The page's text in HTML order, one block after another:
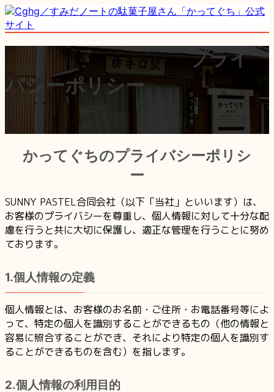
コ
ン
へ
ス
プ
ナ
ビ
ョ
ン
動
ホームHOMEお知らせINFOMATION
お問い合わせCONTACT
プライ
バシーポリシー
かってぐちのプライバシーポリシ
ー
SUNNY PASTEL合同会社（以下「当社」といいます）は、
お客様のプライバシーを尊重し、個人情報に対して十分な配
慮を行うと共に大切に保護し、適正な管理を行うことに努め
ております。
1.個人情報の定義
個人情報とは、お客様のお名前・ご住所・お電話番号等によ
って、特定の個人を識別することができるもの（他の情報と
容易に照合することができ、それにより特定の個人を識別す
ることができるものを含む）を指します。
2.個人情報の利用目的